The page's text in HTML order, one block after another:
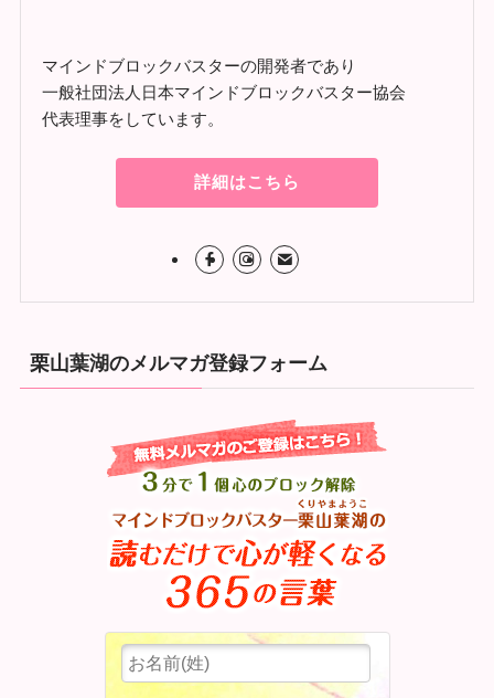
マインドブロックバスターの開発者であり
一般社団法人日本マインドブロックバスター協会
代表理事をしています。
詳細はこちら
栗山葉湖のメルマガ登録フォーム